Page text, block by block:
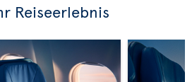
Reiseerlebnis